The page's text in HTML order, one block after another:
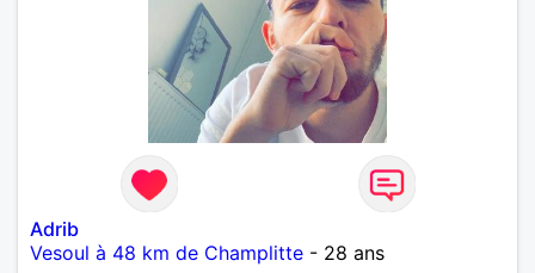
Adrib
Vesoul à 48 km de Champlitte - 28 ans